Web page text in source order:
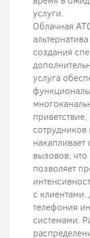
услуги.
Облачная
создания
услуга
вызовов,
позволяет
с
телефония
системами.